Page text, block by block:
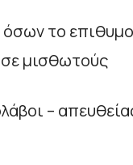
το
μισθωτούς
–